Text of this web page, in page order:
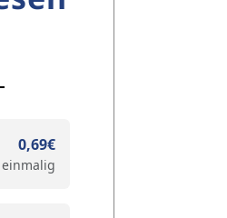
0,69€
einmalig